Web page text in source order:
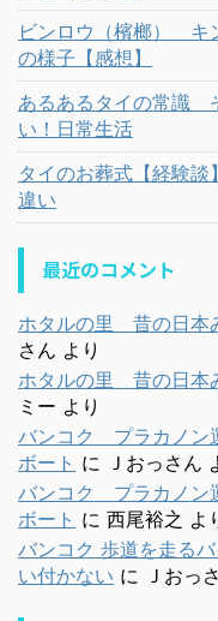
ビンロウ（檳榔）
の様子【感想】
あるあるタイの常識
い！日常生活
タイのお葬式【経験
違い
最近のコメント
ホタルの里 昔の日本
さん より
ホタルの里 昔の日本
ミー より
バンコク プラカノン
ボート に Ｊおっさん
バンコク プラカノン
ボート に 西尾裕之 よ
バンコク 歩道を走る
い付かない に Ｊおっ